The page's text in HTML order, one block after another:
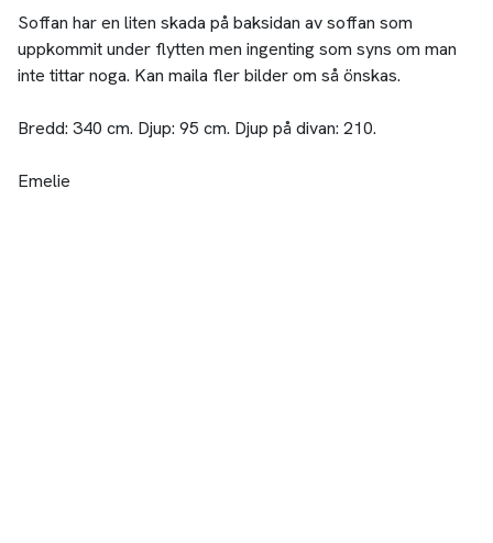
Soffan har en liten skada på baksidan av soffan som
uppkommit under flytten men ingenting som syns om man
inte tittar noga. Kan maila fler bilder om så önskas.
Bredd: 340 cm. Djup: 95 cm. Djup på divan: 210.
Emelie